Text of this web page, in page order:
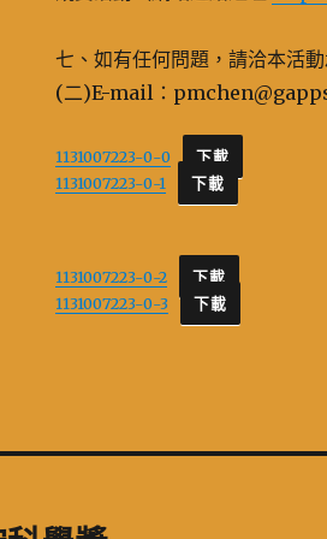
七、如有任何問題，請洽本活
(二)E-mail：
1131007223-0-0 下載
1131007223-0-1 下載
1131007223-0-2 下載
1131007223-0-3 下載